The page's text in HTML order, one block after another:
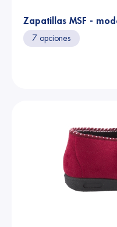
Zapatillas MSF -
7 opciones